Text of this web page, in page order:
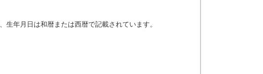
年月日は和暦または西暦で記載されています。